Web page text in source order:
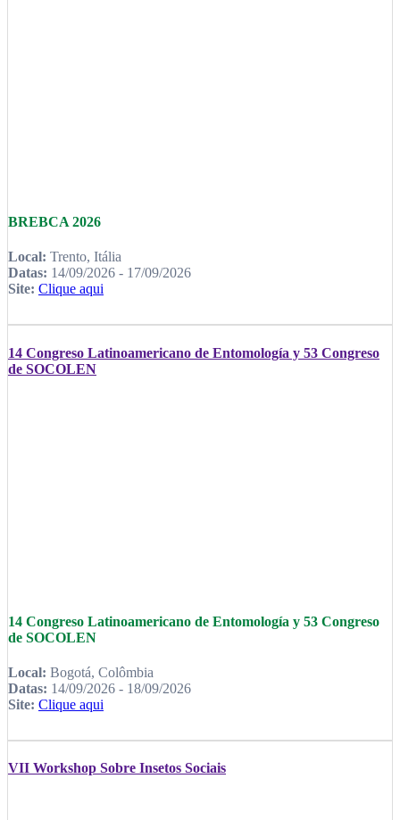
BREBCA 2026
Local: Trento, Itália
Datas: 14/09/2026 - 17/09/2026
Site: Clique aqui
14 Congreso Latinoamericano de Entomología y 53 Congreso
de SOCOLEN
14 Congreso Latinoamericano de Entomología y 53 Congreso
de SOCOLEN
Local: Bogotá, Colômbia
Datas: 14/09/2026 - 18/09/2026
Site: Clique aqui
VII Workshop Sobre Insetos Sociais